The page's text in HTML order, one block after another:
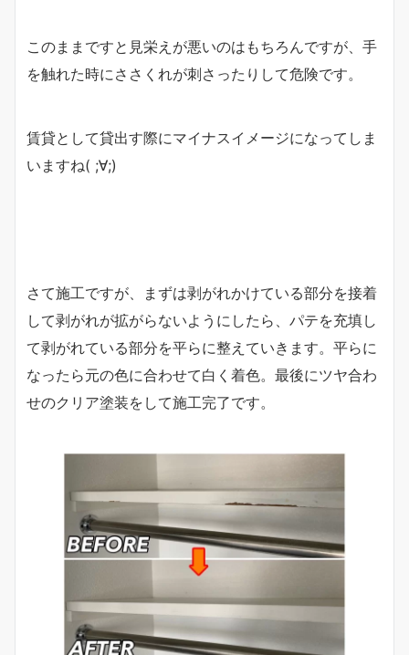
このままですと見栄えが悪いのはもちろんですが、手
を触れた時にささくれが刺さったりして危険です。
賃貸として貸出す際にマイナスイメージになってしま
いますね( ;∀;)
さて施工ですが、まずは剥がれかけている部分を接着
して剥がれが拡がらないようにしたら、パテを充填し
て剥がれている部分を平らに整えていきます。平らに
なったら元の色に合わせて白く着色。最後にツヤ合わ
せのクリア塗装をして施工完了です。